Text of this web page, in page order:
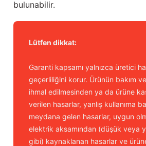
bulunabilir.
Lütfen dikkat:
Garanti kapsamı yalnızca üretici
geçerliliğini korur. Ürünün bakım
ihmal edilmesinden ya da ürüne
verilen hasarlar, yanlış kullanıma
meydana gelen hasarlar, uygun
elektrik aksamından (düşük veya
gibi) kaynaklanan hasarlar ve